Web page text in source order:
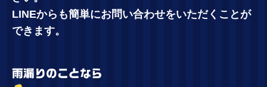
LINEからも簡単にお問い合わせをいただくことが
できます。
雨漏りのことなら